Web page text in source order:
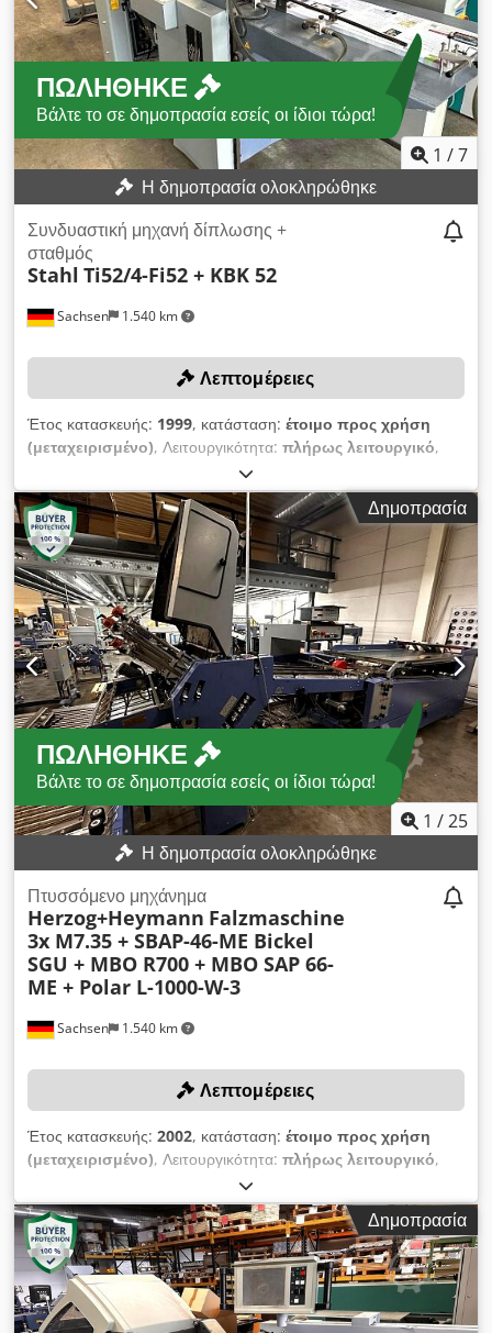
ΠΩΛΉΘΗΚΕ
Βάλτε το σε δημοπρασία εσείς οι ίδιοι τώρα!
1 /7
Η δημοπρασία ολοκληρώθηκε
Sachsen 1.540 km
Συνδυαστική μηχανή δίπλωσης +
σταθμός
Stahl Ti52/4-Fi52 + KBK 52
Λεπτομέρειες
Έτος κατασκευής: 1999, κατάσταση: έτοιμο προς χρήση
(μεταχειρισμένο), Λειτουργικότητα: πλήρως λειτουργικό,
αριθμός μηχανήματος/οχήματος:
ελάχιστη τιμή – εγγυημένη πώληση στην υψηλότερη
προσφορά! Η υποβολή προσφοράς υποχρεώνει σε έγκαιρη
παραλαβή έως 31.12.2025! Η προσφορά περιλαμβάνει: Stahl
Zi52/4-Fi52 (έτος κατασκευής: 1999· αριθμός σειράς:
126375/99-274723) Stahl KBK 52 (έτος κατασκευής: 1999,
αριθμός σειράς: 121492/99-271702) Οι κύλινδροι δίπλωσης
της μηχανής έχουν αντικατασταθεί. Η ρύθμιση της μηχανής
γίνεται χειροκίνητα. Dsdpexyfmajfx Aafsck
Δημοπρασία
ΠΩΛΉΘΗΚΕ
Βάλτε το σε δημοπρασία εσείς οι ίδιοι τώρα!
1 /25
Η δημοπρασία ολοκληρώθηκε
Sachsen 1.540 km
Πτυσσόμενο μηχάνημα
Herzog+Heymann Falzmaschine
3x M7.35 + SBAP-46-ME Bickel
SGU + MBO R700 + MBO SAP 66-
ME + Polar L-1000-W-3
Λεπτομέρειες
Έτος κατασκευής: 2002, κατάσταση: έτοιμο προς χρήση
(μεταχειρισμένο), Λειτουργικότητα: πλήρως λειτουργικό,
, Η υποβολή προσφοράς
υποχρεώνει την έγκαιρη παραλαβή μέχρι τις 31.12.2025!
Dsdpfx Aajxyhnysfeck Η προσφορά περιλαμβάνει: - Εγχώριος
τροφοδότης MBO R 700 (Αριθμός Σειράς: 0722420, Έτος
κατασκευής: 2002) - Μηχανή δίπλωσης H + H M7.35 (Αριθμός
Σειράς: 1543, Έτος κατασκευής: 2002) - Μηχανή δίπλωσης H
+ H M7.35 (Αριθμός Σειράς: 1544, Έτος κατασκευής: 2002) -
Δημοπρασία